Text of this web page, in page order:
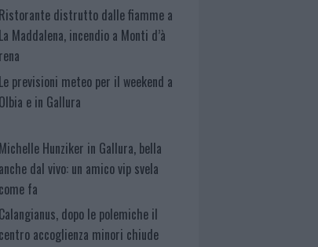
Ristorante distrutto dalle fiamme a
La Maddalena, incendio a Monti d’à
rena
Le previsioni meteo per il weekend a
Olbia e in Gallura
Michelle Hunziker in Gallura, bella
anche dal vivo: un amico vip svela
come fa
Calangianus, dopo le polemiche il
centro accoglienza minori chiude